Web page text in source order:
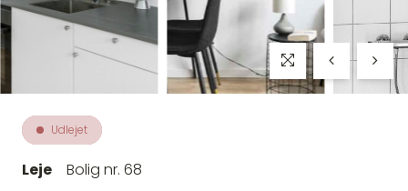
Udlejet
Leje Bolig nr. 68